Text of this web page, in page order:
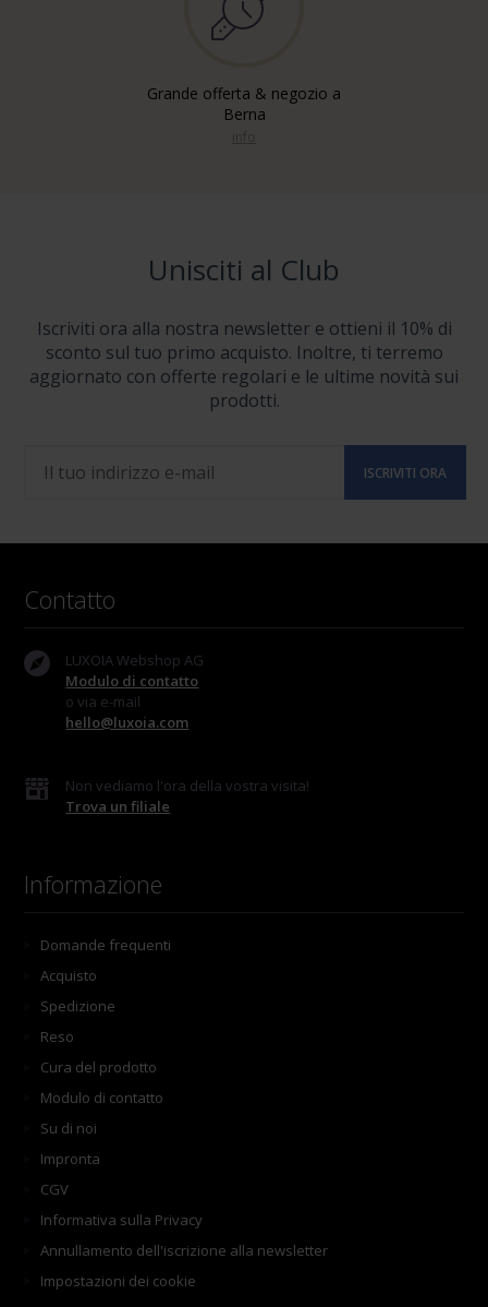
Grande offerta & negozio a
Berna
Unisciti al Club
Iscriviti ora alla nostra newsletter e ottieni il 10% di
sconto sul tuo primo acquisto. Inoltre, ti terremo
aggiornato con offerte regolari e le ultime novità sui
prodotti.
Contatto
LUXOIA Webshop AG
Modulo di contatto
o via e-mail
hello@luxoia.com
Non vediamo l'ora della vostra visita!
Trova un filiale
Informazione
Domande frequenti
Acquisto
Spedizione
Reso
Cura del prodotto
Modulo di contatto
Su di noi
Impronta
CGV
Informativa sulla Privacy
Annullamento dell'iscrizione alla newsletter
Impostazioni dei cookie